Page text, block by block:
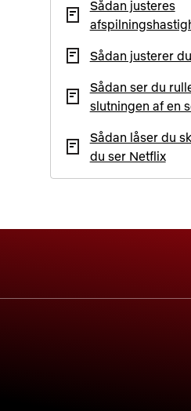
Sådan justeres
Sådan justerer
Sådan ser du
slutningen af en
Sådan låser du
du ser Netflix